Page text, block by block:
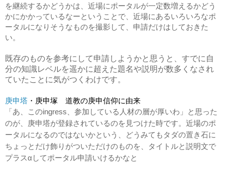
を継続するかどうかは、近場にポータルが一定数増えるかどう
かにかかっているなーということで、近場にあるいろいろなポ
ータルになりそうなものを撮影して、申請だけはしておきた
い。
既存のものを参考にして申請しようかと思うと、すでに自
分の知識レベルを遥かに超えた題名や説明が数多くなされ
ていたことに気がつくわけです。
庚申塔 ・庚申塚　道教の庚申信仰に由来
「あ、このingress、参加している人材の層が厚いわ」と思った
のが、庚申塔が登録されているのを見つけた時です。近場のポ
ータルになるのではないかという、どうみてもタダの置き石に
ちょっとだけ飾りがついただけのものを、タイトルと説明文で
プラスαしてポータル申請いけるかなと